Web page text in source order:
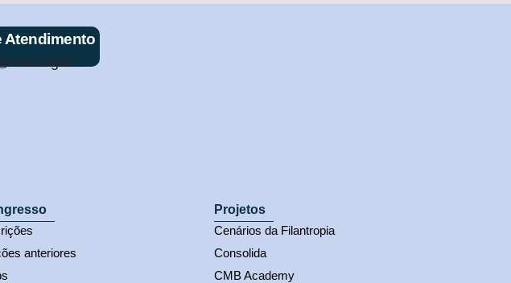
Atendimento
anteriores
Projetos
Cenários da Filantropia
Consolida
CMB Academy